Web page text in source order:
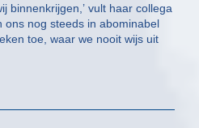
binnenkrijgen,’ vult haar collega
ons nog steeds in abominabel
toe, waar we nooit wijs uit